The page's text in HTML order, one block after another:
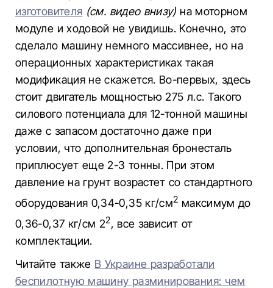
изготовителя (см. видео внизу) на моторном
модуле и ходовой не увидишь. Конечно, это
сделало машину немного массивнее, но на
операционных характеристиках такая
модификация не скажется. Во-первых, здесь
стоит двигатель мощностью 275 л.с. Такого
силового потенциала для 12-тонной машины
даже с запасом достаточно даже при
условии, что дополнительная бронесталь
приплюсует еще 2-3 тонны. При этом
давление на грунт возрастет со стандартного
оборудования 0,34-0,35 кг/см2 максимум до
0,36-0,37 кг/см 22, все зависит от
комплектации.
Читайте также В Украине разработали
беспилотную машину разминирования: чем